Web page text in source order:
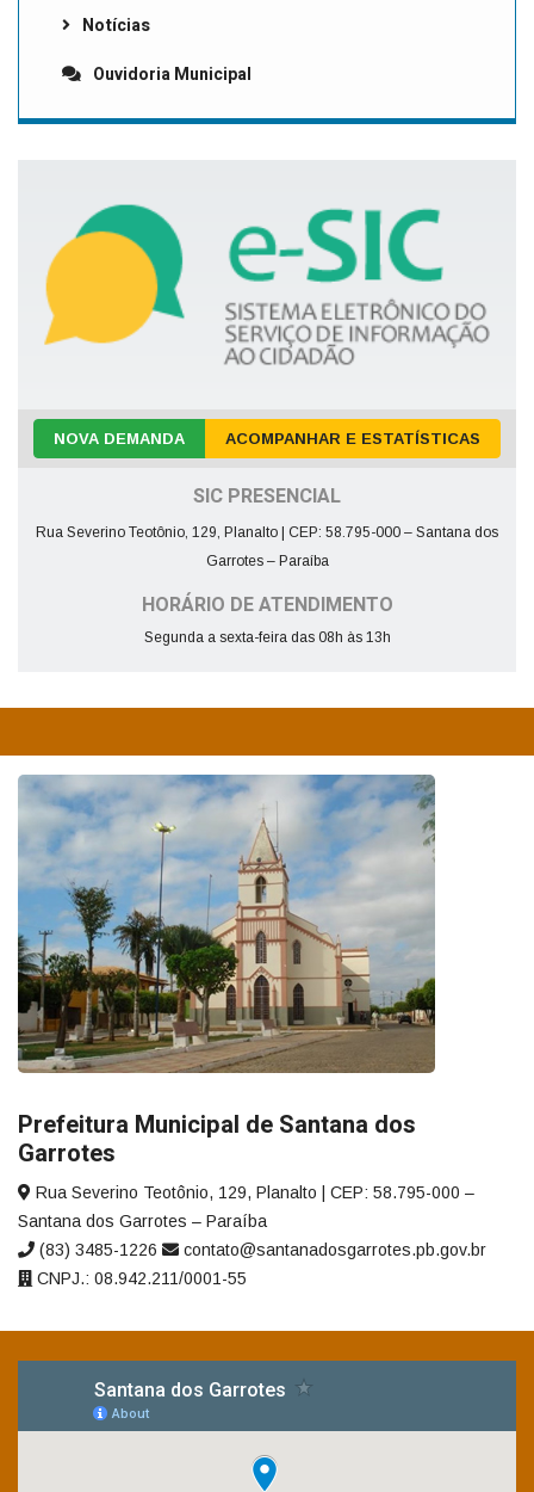
Notícias
Ouvidoria Municipal
NOVA DEMANDA ACOMPANHAR E ESTATÍSTICAS
SIC PRESENCIAL
Rua Severino Teotônio, 129, Planalto | CEP: 58.795-000 – Santana dos
Garrotes – Paraíba
HORÁRIO DE ATENDIMENTO
Segunda a sexta-feira das 08h às 13h
Prefeitura Municipal de Santana dos
Garrotes
Rua Severino Teotônio, 129, Planalto | CEP: 58.795-000 –
Santana dos Garrotes – Paraíba
(83) 3485-1226
contato@santanadosgarrotes.pb.gov.br
CNPJ.: 08.942.211/0001-55